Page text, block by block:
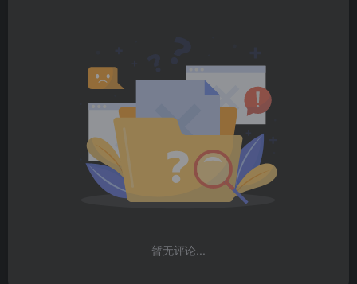
暂无评论...